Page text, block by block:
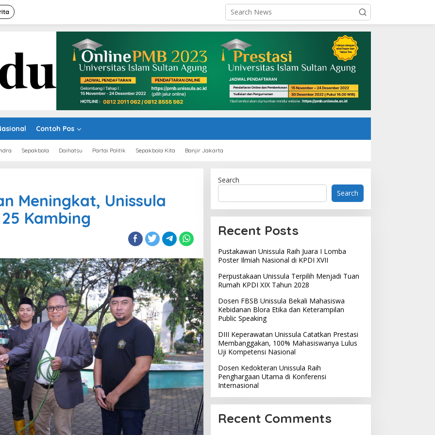
Contoh Pos
Sepakbola Daihatsu Partai Politik Sepakbola Kita Banjir Jakarta
Meningkat, Unissula
Kambing
Search
Search
Recent Posts
Pustakawan Unissula Raih Juara I Lomba
Poster Ilmiah Nasional di KPDI XVII
Perpustakaan Unissula Terpilih Menjadi Tuan
Rumah KPDI XIX Tahun 2028
Dosen FBSB Unissula Bekali Mahasiswa
Kebidanan Blora Etika dan Keterampilan
Public Speaking
DIII Keperawatan Unissula Catatkan Prestasi
Membanggakan, 100% Mahasiswanya Lulus
Uji Kompetensi Nasional
Dosen Kedokteran Unissula Raih
Penghargaan Utama di Konferensi
Internasional
Recent Comments